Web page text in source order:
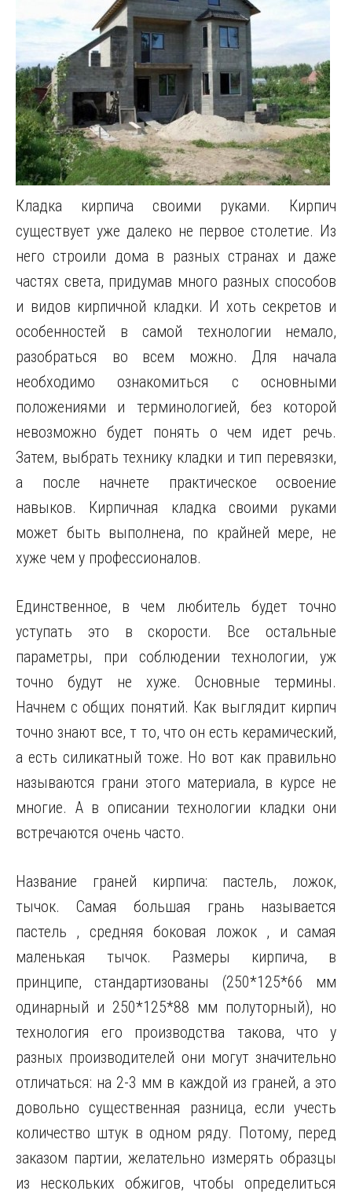
Кладка кирпича своими руками. Кирпич
существует уже далеко не первое столетие. Из
него строили дома в разных странах и даже
частях света, придумав много разных способов
и видов кирпичной кладки. И хоть секретов и
особенностей в самой технологии немало,
разобраться во всем можно. Для начала
необходимо ознакомиться с основными
положениями и терминологией, без которой
невозможно будет понять о чем идет речь.
Затем, выбрать технику кладки и тип перевязки,
а после начнете практическое освоение
навыков. Кирпичная кладка своими руками
может быть выполнена, по крайней мере, не
хуже чем у профессионалов.
Единственное, в чем любитель будет точно
уступать это в скорости. Все остальные
параметры, при соблюдении технологии, уж
точно будут не хуже. Основные термины.
Начнем с общих понятий. Как выглядит кирпич
точно знают все, т то, что он есть керамический,
а есть силикатный тоже. Но вот как правильно
называются грани этого материала, в курсе не
многие. А в описании технологии кладки они
встречаются очень часто.
Название граней кирпича: пастель, ложок,
тычок. Самая большая грань называется
пастель , средняя боковая ложок , и самая
маленькая тычок. Размеры кирпича, в
принципе, стандартизованы (250*125*66 мм
одинарный и 250*125*88 мм полуторный), но
технология его производства такова, что у
разных производителей они могут значительно
отличаться: на 2-3 мм в каждой из граней, а это
довольно существенная разница, если учесть
количество штук в одном ряду. Потому, перед
заказом партии, желательно измерять образцы
из нескольких обжигов, чтобы определиться